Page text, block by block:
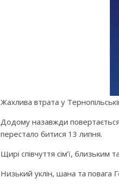
Жахлива втрата у
Додому назавжди
перестало битися 13 липня.
Щирі співчуття сім’ї, близьким
Низький уклін, шана та повага